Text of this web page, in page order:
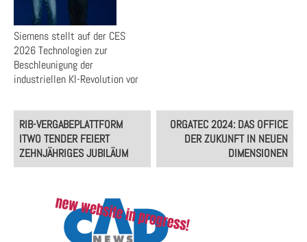
Siemens stellt auf der CES
2026 Technologien zur
Beschleunigung der
industriellen KI-Revolution vor
Post
navigation
RIB-VERGABEPLATTFORM
ITWO TENDER FEIERT
ZEHNJÄHRIGES JUBILÄUM
ORGATEC 2024: DAS OFFICE
DER ZUKUNFT IN NEUEN
DIMENSIONEN